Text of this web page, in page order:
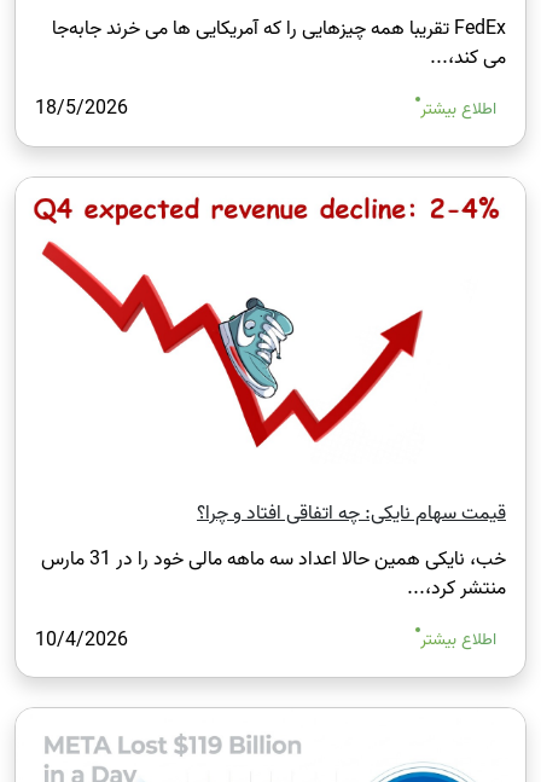
FedEx تقریبا همه چیزهایی را که آمریکایی‌ ها می ‌خرند جابه‌جا
می‌ کند،...
اطلاع بیشتر 18/5/2026
قیمت سهام نایکی: چه اتفاقی افتاد و چرا؟
خب، نایکی همین حالا اعداد سه‌ ماهه مالی خود را در 31 مارس
منتشر کرد،...
اطلاع بیشتر 10/4/2026